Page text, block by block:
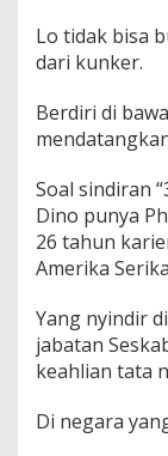
Lo tidak bisa
dari kunker.
Berdiri di
Soal sindiran
Dino punya
26 tahun
Amerika
Yang nyindir
jabatan
keahlian tata
Di negara